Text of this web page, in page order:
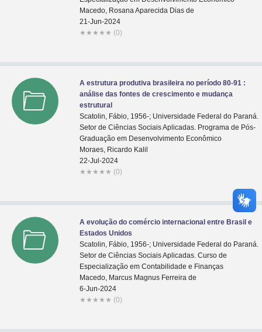
Macedo, Rosana Aparecida Dias de
21-Jun-2024
★ ★ ★ ★ ★ (0)
A estrutura produtiva brasileira no período 80-91 :
análise das fontes de crescimento e mudança
estrutural
Scatolin, Fábio, 1956-; Universidade Federal do Paraná.
Setor de Ciências Sociais Aplicadas. Programa de Pós-
Graduação em Desenvolvimento Econômico
Moraes, Ricardo Kalil
22-Jul-2024
★ ★ ★ ★ ★ (0)
A evolução do comércio internacional entre Brasil e
Estados Unidos
Scatolin, Fábio, 1956-; Universidade Federal do Paraná.
Setor de Ciências Sociais Aplicadas. Curso de
Especialização em Contabilidade e Finanças
Macedo, Marcus Magnus Ferreira de
6-Jun-2024
★ ★ ★ ★ ★ (0)